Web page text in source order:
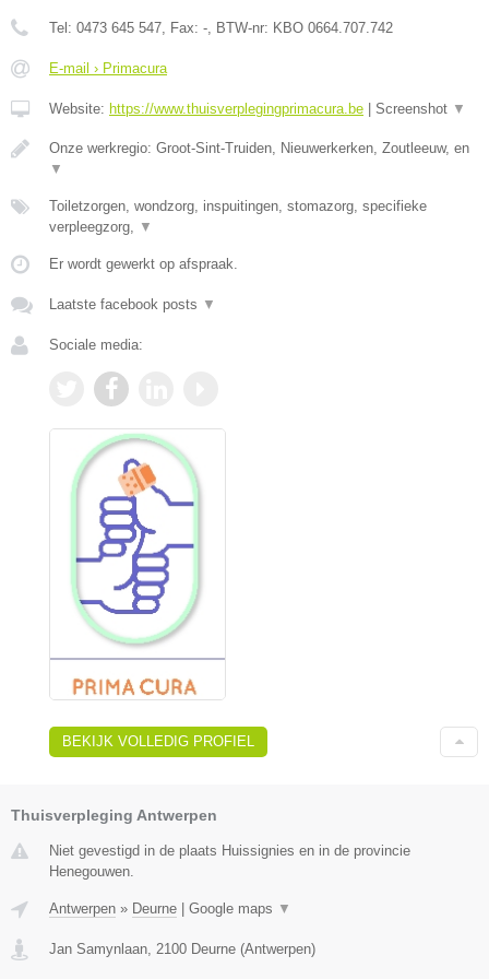
Tel: 0473 645 547 , Fax: - , BTW-nr: KBO 0664.707.742
E-mail › Primacura
Website: https://www.thuisverplegingprimacura.be | Screenshot ▼
Onze werkregio: Groot-Sint-Truiden, Nieuwerkerken, Zoutleeuw, en
▼
Toiletzorgen, wondzorg, inspuitingen, stomazorg, specifieke
verpleegzorg,
▼
Er wordt gewerkt op afspraak.
Laatste facebook posts ▼
Sociale media:
BEKIJK VOLLEDIG PROFIEL
Thuisverpleging Antwerpen
Niet gevestigd in de plaats Huissignies en in de provincie
Henegouwen.
Antwerpen » Deurne | Google maps ▼
Jan Samynlaan 2100 Deurne (Antwerpen)